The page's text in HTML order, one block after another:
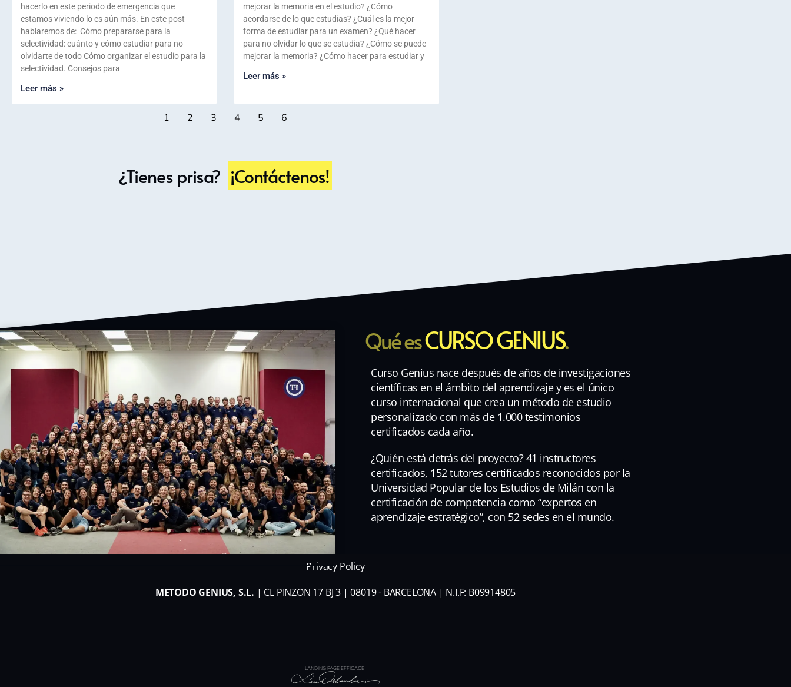
hacerlo en este periodo de emergencia que
estamos viviendo lo es aún más. En este post
hablaremos de: Cómo prepararse para la
selectividad: cuánto y cómo estudiar para no
olvidarte de todo Cómo organizar el estudio para la
selectividad. Consejos para
Leer más »
mejorar la memoria en el estudio? ¿Cómo
acordarse de lo que estudias? ¿Cuál es la mejor
forma de estudiar para un examen? ¿Qué hacer
para no olvidar lo que se estudia? ¿Cómo se puede
mejorar la memoria? ¿Cómo hacer para estudiar y
Leer más »
1 2 3 4 5 6
¿Tienes prisa? ¡Contáctenos!
Qué esCURSO GENIUS.
Curso Genius nace después de años de investigaciones
científicas en el ámbito del aprendizaje y es el único
curso internacional que crea un método de estudio
personalizado con más de 1.000 testimonios
certificados cada año.
¿Quién está detrás del proyecto? 41 instructores
certificados, 152 tutores certificados reconocidos por la
Universidad Popular de los Estudios de Milán con la
certificación de competencia como “expertos en
aprendizaje estratégico”, con 52 sedes en el mundo.
Privacy Policy
METODO GENIUS, S.L. | CL PINZON 17 BJ 3 | 08019 - BARCELONA | N.I.F: B09914805
LANDING PAGE EFFICACE